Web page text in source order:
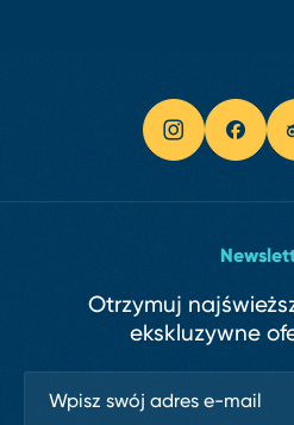
Otrzymuj
ekskluzywne